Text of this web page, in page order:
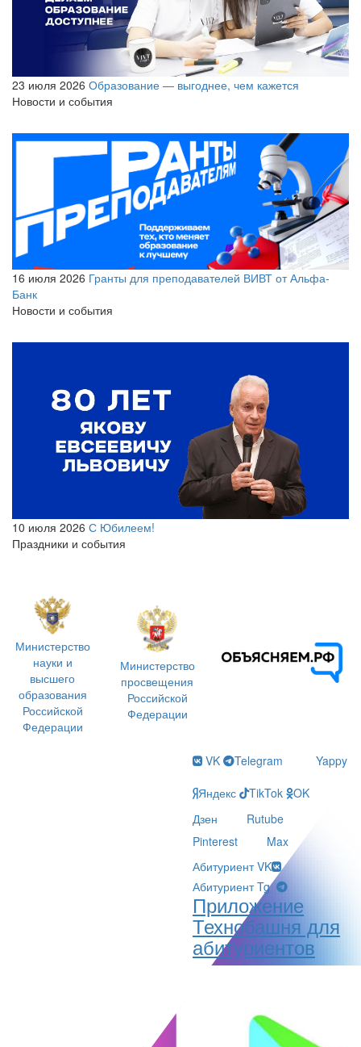
23 июля 2026 Образование — выгоднее, чем кажется
Новости и события
16 июля 2026 Гранты для преподавателей ВИВТ от Альфа-
Банк
Новости и события
10 июля 2026 С Юбилеем!
Праздники и события
Министерство
науки и
высшего
образования
Российской
Федерации
Министерство
просвещения
Российской
Федерации
VK Telegram
Yappy
Яндекс
TikTok
OK
Дзен
Rutube
Pinterest
Max
Абитуриент VK
Абитуриент Tg
Приложение
Технобашня для
абитуриентов